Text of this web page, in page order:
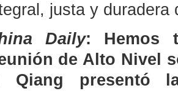
justa y duradera
Daily: Hemos
de Alto Nivel
Qiang presentó